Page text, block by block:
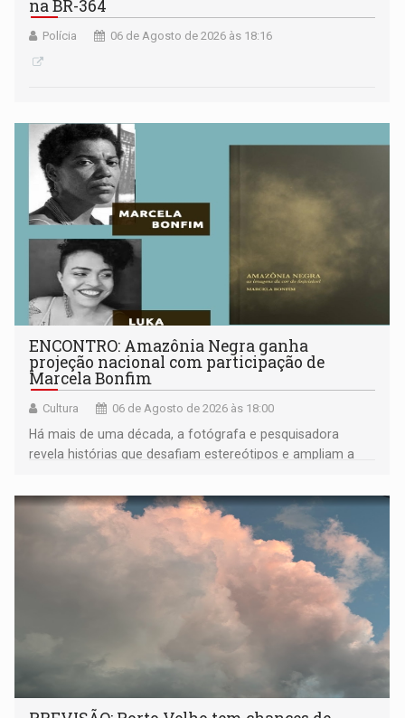
na BR-364
Polícia 06 de Agosto de 2026 às 18:16
ENCONTRO: Amazônia Negra ganha
projeção nacional com participação de
Marcela Bonfim
Cultura 06 de Agosto de 2026 às 18:00
Há mais de uma década, a fotógrafa e pesquisadora
revela histórias que desafiam estereótipos e ampliam a
negras